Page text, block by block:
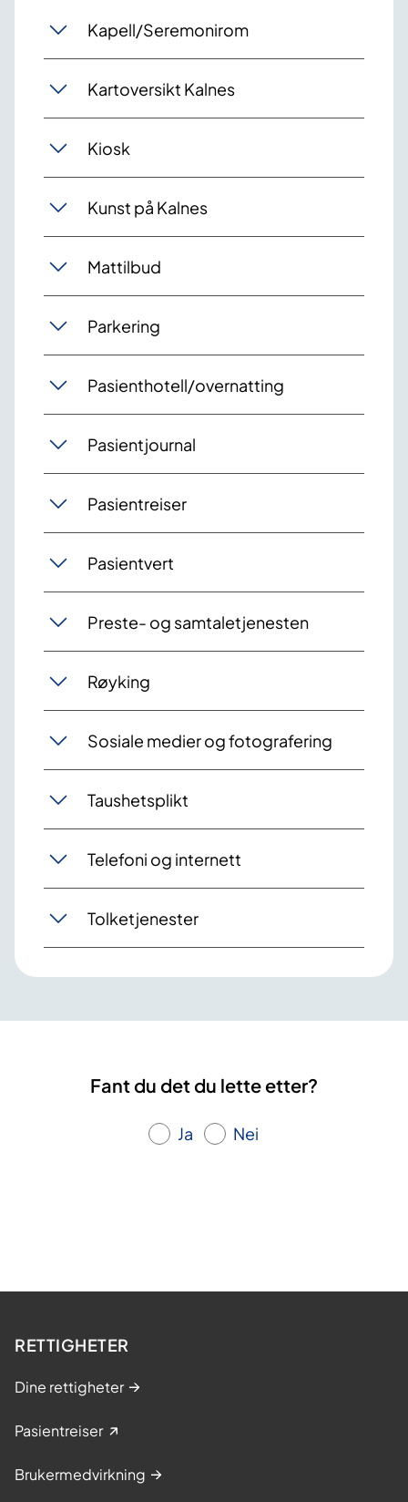
Kapell/Seremonirom
Kartoversikt Kalnes
Kiosk
Kunst på Kalnes
Mattilbud
Parkering
Pasienthotell/overnatting
Pasientjournal
Pasientreiser
Pasientvert
Preste- og samtaletjenesten
Røyking
Sosiale medier og fotografering
Taushetsplikt
Telefoni og internett
Tolketjenester
Fant du det du lette etter?
Ja Nei
RETTIGHETER
Dine rettigheter
Pasientreiser
Brukermedvirkning